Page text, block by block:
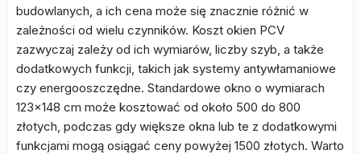
budowlanych, a ich cena może się znacznie różnić w
zależności od wielu czynników. Koszt okien PCV
zazwyczaj zależy od ich wymiarów, liczby szyb, a także
dodatkowych funkcji, takich jak systemy antywłamaniowe
czy energooszczędne. Standardowe okno o wymiarach
123×148 cm może kosztować od około 500 do 800
złotych, podczas gdy większe okna lub te z dodatkowymi
funkcjami mogą osiągać ceny powyżej 1500 złotych. Warto